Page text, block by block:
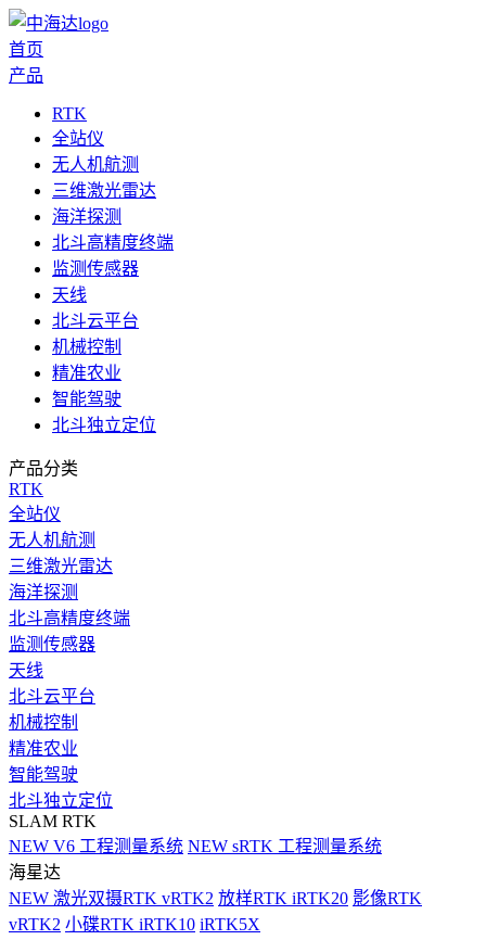
首页
产品
RTK
全站仪
无人机航测
三维激光雷达
海洋探测
北斗高精度终端
监测传感器
天线
北斗云平台
机械控制
精准农业
智能驾驶
北斗独立定位
产品分类
RTK
全站仪
无人机航测
三维激光雷达
海洋探测
北斗高精度终端
监测传感器
天线
北斗云平台
机械控制
精准农业
智能驾驶
北斗独立定位
SLAM RTK
NEW V6 工程测量系统 NEW sRTK 工程测量系统
海星达
NEW 激光双摄RTK vRTK2 放样RTK iRTK20 影像RTK
vRTK2 小碟RTK iRTK10 iRTK5X